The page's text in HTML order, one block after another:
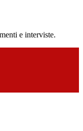
e interviste.